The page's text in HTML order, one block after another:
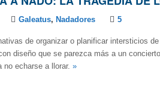
Galeatus, Nadadores 5
de organizar o planificar intersticios
diseño que se parezca más a un
no echarse a llorar. »